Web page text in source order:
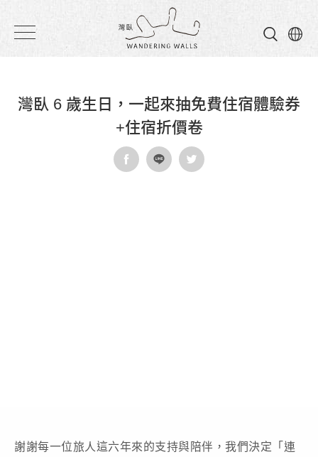
民
宿
灣臥 6 歲生日，一起來抽免費住宿體驗券
+住宿折價卷
謝謝每一位旅人這六年來的支持與陪伴，我們決定「連